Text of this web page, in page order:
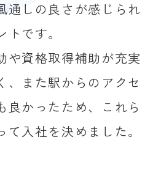
通しの良さが感じられ
です。
や資格取得補助が充実
、また駅からのアクセ
良かったため、これら
入社を決めました。